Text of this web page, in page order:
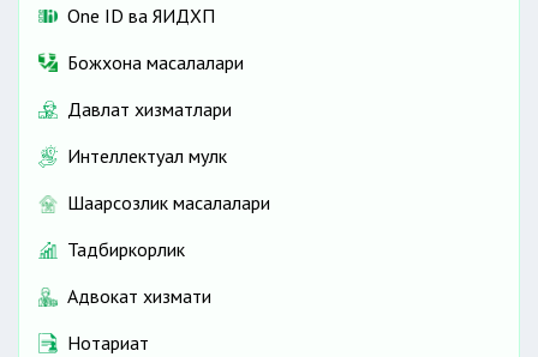
One ID ва ЯИДХП
Божхона масалалари
Давлат хизматлари
Интеллектуал мулк
Шаҳарсозлик масалалари
Тадбиркорлик
Адвокат хизмати
Нотариат